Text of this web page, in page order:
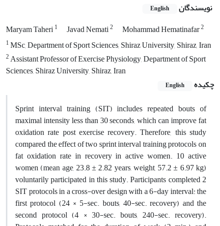
نویسندگان English
Maryam Taheri1 Javad Nemati2 Mohammad Hematinafar2
1MSc, Department of Sport Sciences, Shiraz University, Shiraz, Iran
2Assistant Professor of Exercise Physiology, Department of Sport
Sciences, Shiraz University, Shiraz, Iran
چکیده
English
Sprint interval training (SIT) includes repeated bouts of
maximal intensity less than 30 seconds, which can improve fat
oxidation rate post exercise recovery. Therefore, this study
compared the effect of two sprint interval training protocols on
fat oxidation rate in recovery in active women. 10 active
women (mean age, 23.8 ± 2.82 years, weight, 57.2 ± 6.97 kg)
voluntarily participated in this study. Participants completed 2
SIT protocols in a cross-over design with a 6-day interval: the
first protocol (24 × 5-sec. bouts, 40-sec. recovery) and the
second protocol (4 × 30-sec. bouts, 240-sec. recovery).